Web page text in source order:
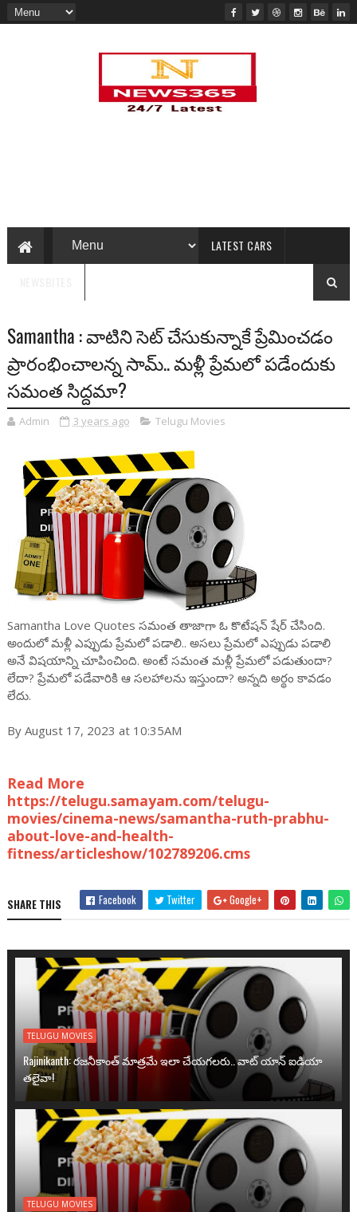
LATEST CARS
Samantha : వాటిని సెట్ చేసుకున్నాకే ప్రేమించడం
ప్రారంభించాలన్న సామ్.. మళ్లీ ప్రేమలో పడేందుకు
సమంత సిద్దమా?
Admin 3 years ago Telugu Movies
Samantha Love Quotes సమంత తాజాగా ఓ కొటేషన్ షేర్ చేసింది.
అందులో మళ్లీ ఎప్పుడు ప్రేమలో పడాలి.. అసలు ప్రేమలో ఎప్పుడు పడాలి
అనే విషయాన్ని చూపించింది. అంటే సమంత మళ్లీ ప్రేమలో పడుతుందా?
లేదా? ప్రేమలో పడేవారికి ఆ సలహాలను ఇస్తుందా? అన్నది అర్థం కావడం
లేదు.
By August 17, 2023 at 10:35AM
Read More
https://telugu.samayam.com/telugu-
movies/cinema-news/samantha-ruth-prabhu-
about-love-and-health-
fitness/articleshow/102789206.cms
SHARE THIS Facebook Twitter Google+
TELUGU MOVIES
Rajinikanth: రజనీకాంత్ మాత్రమే ఇలా చేయగలరు.. వాట్ యాన్ ఐడియా
తలైవా!
TELUGU MOVIES